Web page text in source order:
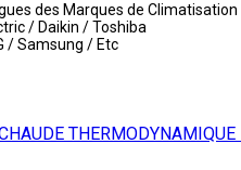
des Marques de Climatisation
/ Daikin / Toshiba
/ Samsung / Etc
THERMODYNAMIQUE